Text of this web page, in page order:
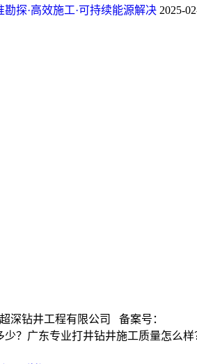
探·高效施工·可持续能源解决 2025-
深钻井工程有限公司 备案号：
？广东专业打井钻井施工质量怎么